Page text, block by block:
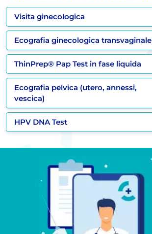
Visita ginecologica
Ecografia ginecologica transvaginale
ThinPrep® Pap Test in fase liquida
Ecografia pelvica (utero, annessi,
vescica)
HPV DNA Test